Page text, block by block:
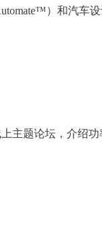
）和汽车
主题论坛，介绍